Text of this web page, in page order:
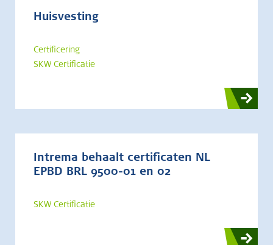
Huisvesting
Certificering
SKW Certificatie
Intrema behaalt certificaten NL
EPBD BRL 9500-01 en 02
SKW Certificatie